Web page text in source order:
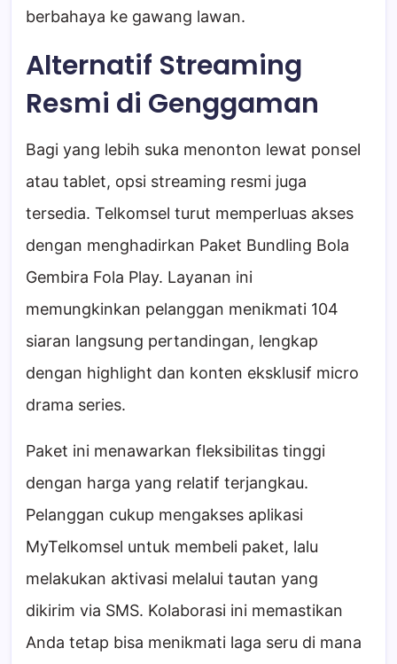
berbahaya ke gawang lawan.
Alternatif Streaming
Resmi di Genggaman
Bagi yang lebih suka menonton lewat ponsel
atau tablet, opsi streaming resmi juga
tersedia. Telkomsel turut memperluas akses
dengan menghadirkan Paket Bundling Bola
Gembira Fola Play. Layanan ini
memungkinkan pelanggan menikmati 104
siaran langsung pertandingan, lengkap
dengan highlight dan konten eksklusif micro
drama series.
Paket ini menawarkan fleksibilitas tinggi
dengan harga yang relatif terjangkau.
Pelanggan cukup mengakses aplikasi
MyTelkomsel untuk membeli paket, lalu
melakukan aktivasi melalui tautan yang
dikirim via SMS. Kolaborasi ini memastikan
Anda tetap bisa menikmati laga seru di mana